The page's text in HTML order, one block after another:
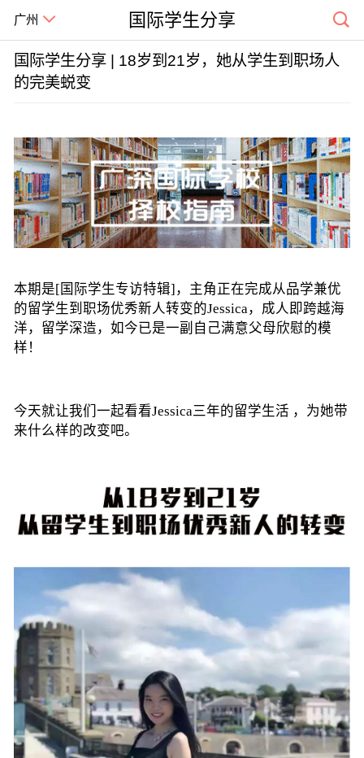
广州 国际学生分享
国际学生分享 | 18岁到21岁，她从学生到职场人
的完美蜕变
本期是[国际学生专访特辑]，主角正在完成从品学兼优
的留学生到职场优秀新人转变的Jessica，成人即跨越海
洋，留学深造，如今已是一副自己满意父母欣慰的模
样！
今天就让我们一起看看Jessica三年的留学生活 ，为她带
来什么样的改变吧。